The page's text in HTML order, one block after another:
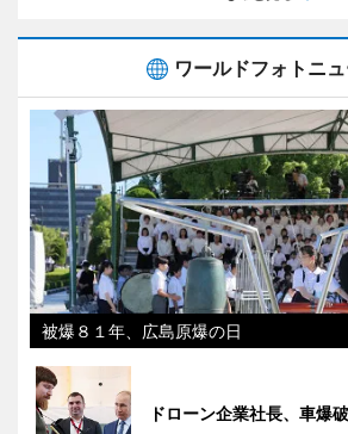
ワールドフォトニ
被爆８１年、広島原爆の日
ドローン企業社長、車爆